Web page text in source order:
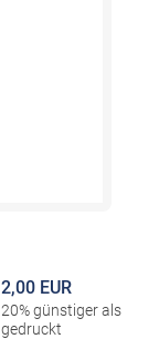
2,00 EUR
20% günstiger als
gedruckt